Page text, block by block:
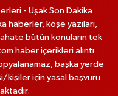
- Uşak Son Dakika
haberler, köşe yazıları,
bütün konuların tek
haber içerikleri alıntı
başka yerde
kişiler için yasal başvuru